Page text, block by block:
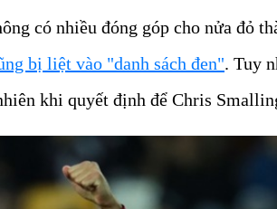
có nhiều đóng góp cho nửa đỏ
bị liệt vào "danh sách đen". Tuy
khi quyết định để Chris